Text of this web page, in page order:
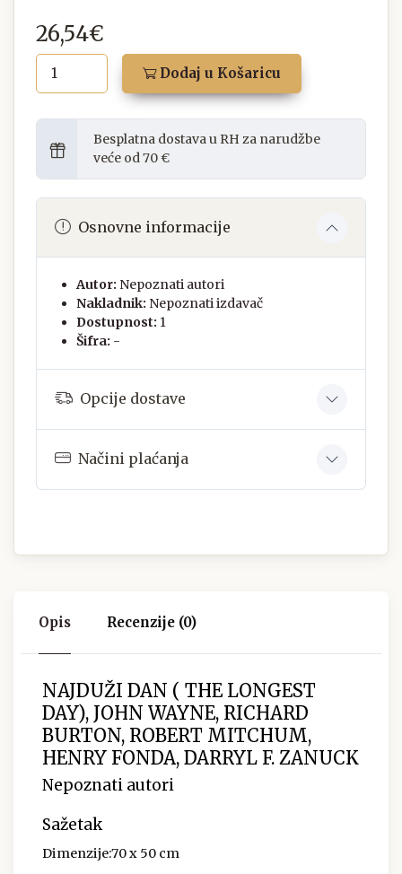
26,54€
Dodaj u Košaricu
Besplatna dostava u RH za narudžbe
veće od 70 €
Osnovne informacije
Autor: Nepoznati autori
Nakladnik: Nepoznati izdavač
Dostupnost: 1
Šifra: -
Opcije dostave
Načini plaćanja
Opis Recenzije (0)
NAJDUŽI DAN ( THE LONGEST
DAY), JOHN WAYNE, RICHARD
BURTON, ROBERT MITCHUM,
HENRY FONDA, DARRYL F. ZANUCK
Nepoznati autori
Sažetak
Dimenzije:70 x 50 cm